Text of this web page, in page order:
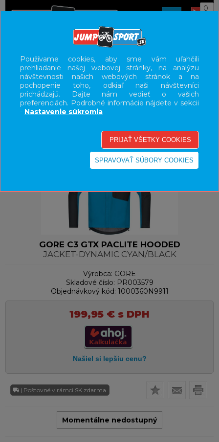
0
UŽÍVATEĽSKÝ PANEL
KATEGÓRIE
HLAVNÉ MENU
GORE C3 GTX PACLITE HOODED
JACKET-DYNAMIC CYAN/BLACK
Výrobca: GORE
Skladové číslo: PR003579
Objednávkový kód: 1000360N9911
199,95 € s DPH
| Poštovné v rámci SK zdarma
Momentálne nedostupný
Používame cookies, aby sme vám uľahčili
prehliadanie našej webovej stránky, na analýzu
návštevnosti našich webových stránok a na
pochopenie toho, odkiaľ naši návštevníci
prichádzajú. Dajte nám vedieť o vašich
preferenciách. Podrobné informácie nájdete v sekcii
- Nastavenie súkromia